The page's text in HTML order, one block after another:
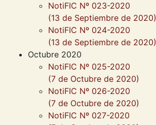
NotiFIC Nº 023-2020
(13 de Septiembre de 2020)
NotiFIC Nº 024-2020
(13 de Septiembre de 2020)
Octubre 2020
NotiFIC Nº 025-2020
(7 de Octubre de 2020)
NotiFIC Nº 026-2020
(7 de Octubre de 2020)
NotiFIC Nº 027-2020